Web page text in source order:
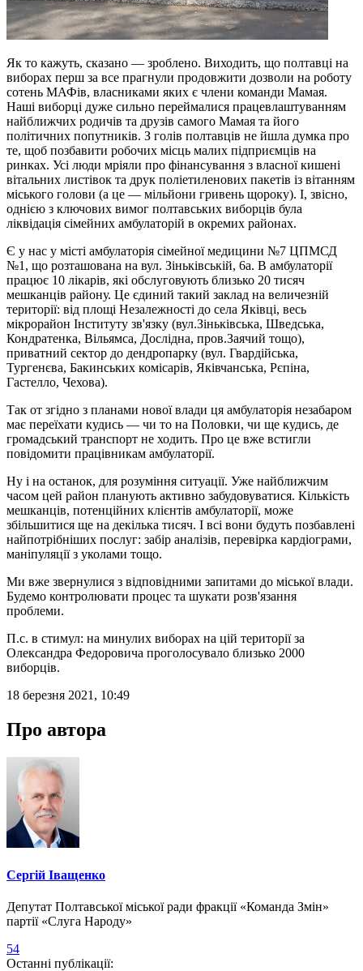
Як то кажуть, сказано — зроблено. Виходить, що полтавці на
виборах перш за все прагнули продовжити дозволи на роботу
сотень МАФів, власниками яких є члени команди Мамая.
Наші виборці дуже сильно переймалися працевлаштуванням
найближчих родичів та друзів самого Мамая та його
політичних попутників. З голів полтавців не йшла думка про
те, щоб позбавити робочих місць малих підприємців на
ринках. Усі люди мріяли про фінансування з власної кишені
вітальних листівок та друк поліетиленових пакетів із вітанням
міського голови (а це — мільйони гривень щороку). І, звісно,
однією з ключових вимог полтавських виборців була
ліквідація сімейних амбулаторій в окремих районах.
Є у нас у місті амбулаторія сімейної медицини №7 ЦПМСД
№1, що розташована на вул. Зіньківській, 6а. В амбулаторії
працює 10 лікарів, які обслуговують близько 20 тисяч
мешканців району. Це єдиний такий заклад на величезній
території: від площі Незалежності до села Яківці, весь
мікрорайон Інституту зв'язку (вул.Зіньківська, Шведська,
Кондратенка, Вільямса, Дослідна, пров.Заячий тощо),
приватний сектор до дендропарку (вул. Гвардійська,
Тургенєва, Бакинських комісарів, Яківчанська, Рєпіна,
Гастелло, Чехова).
Так от згідно з планами нової влади ця амбулаторія незабаром
має переїхати кудись — чи то на Половки, чи ще кудись, де
громадський транспорт не ходить. Про це вже встигли
повідомити працівникам амбулаторії.
Ну і на останок, для розуміння ситуації. Уже найближчим
часом цей район планують активно забудовуватися. Кількість
мешканців, потенційних клієнтів амбулаторії, може
збільшитися ще на декілька тисяч. І всі вони будуть позбавлені
найпотрібніших послуг: забір аналізів, перевірка кардіограми,
маніпуляції з уколами тощо.
Ми вже звернулися з відповідними запитами до міської влади.
Будемо контролювати процес та шукати розв'язання
проблеми.
П.с. в стимул: на минулих виборах на цій території за
Олександра Федоровича проголосувало близько 2000
виборців.
18 березня 2021, 10:49
Про автора
Сергій Іващенко
Депутат Полтавської міської ради фракції «Команда Змін»
партії «Слуга Народу»
54
Останні публікації: